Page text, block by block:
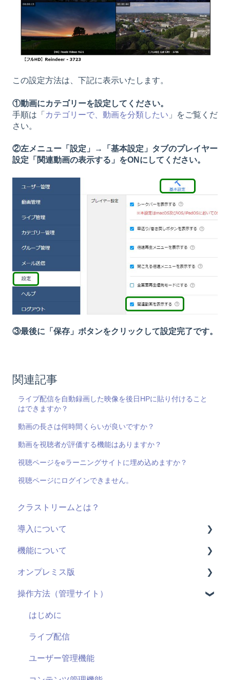
この設定方法は、下記に表示いたします。
①動画にカテゴリーを設定してください。
手順は「 カテゴリーで、動画を分類したい 」をご覧くだ
さい。
②左メニュー「設定」→「基本設定」タブのプレイヤー
設定「関連動画の表示する」をON にしてください。
③最後に「保存」ボタンをクリックして設定完了です。
関連記事
ライブ配信を自動録画した映像を後日HPに貼り付けること
はできますか？
動画の長さは何時間くらいが良いですか？
動画を視聴者が評価する機能はありますか？
視聴ページをeラーニングサイトに埋め込めますか？
視聴ページにログインできません。
クラストリームとは？
導入について
料金・プラン
機能(導入前)
サービス
導入に向けて
サポート
セキュリティ
機能について
動画配信
ライブ配信
ユーザーID
管理機能：管理サイト
アンケート機能
オンプレミス版
全般
用語
システム仕様
お申し込み・導入
操作方法（管理サイト）
はじめに
ライブ配信
ユーザー管理機能